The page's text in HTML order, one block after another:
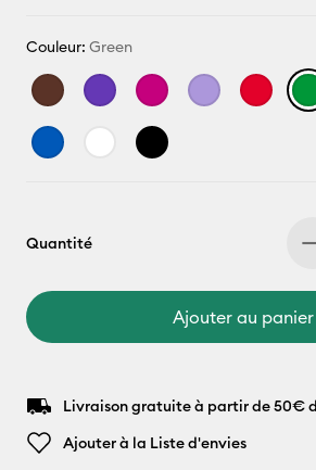
Couleur: Green
Quantité
Ajouter au panier
Livraison gratuite à partir de 50€
Ajouter à la Liste d'envies